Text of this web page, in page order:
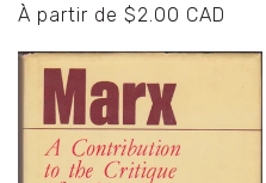
Prix
À partir de $2.00 CAD